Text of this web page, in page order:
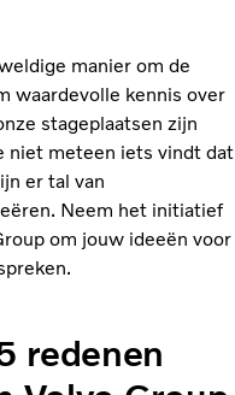
manier om de
waardevolle kennis over
stageplaatsen zijn
niet meteen iets vindt dat
er tal van
Neem het initiatief
om jouw ideeën voor
redenen